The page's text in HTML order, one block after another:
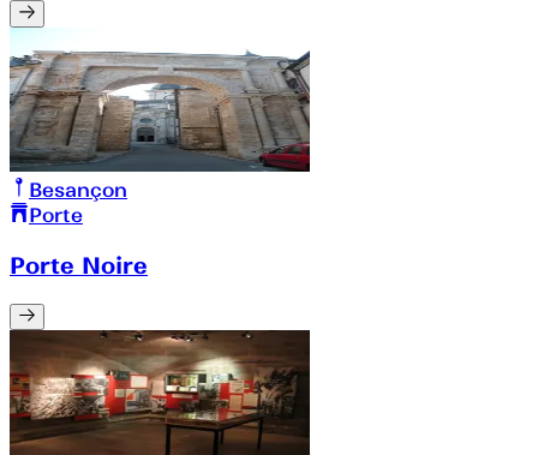
Besançon
Porte
Porte Noire